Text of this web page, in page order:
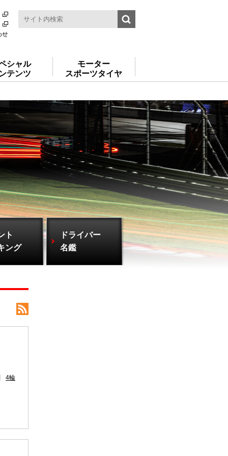
せ
シャル
テンツ
モーター
スポーツタイヤ
ト
ング
ドライバー
名鑑
4輪